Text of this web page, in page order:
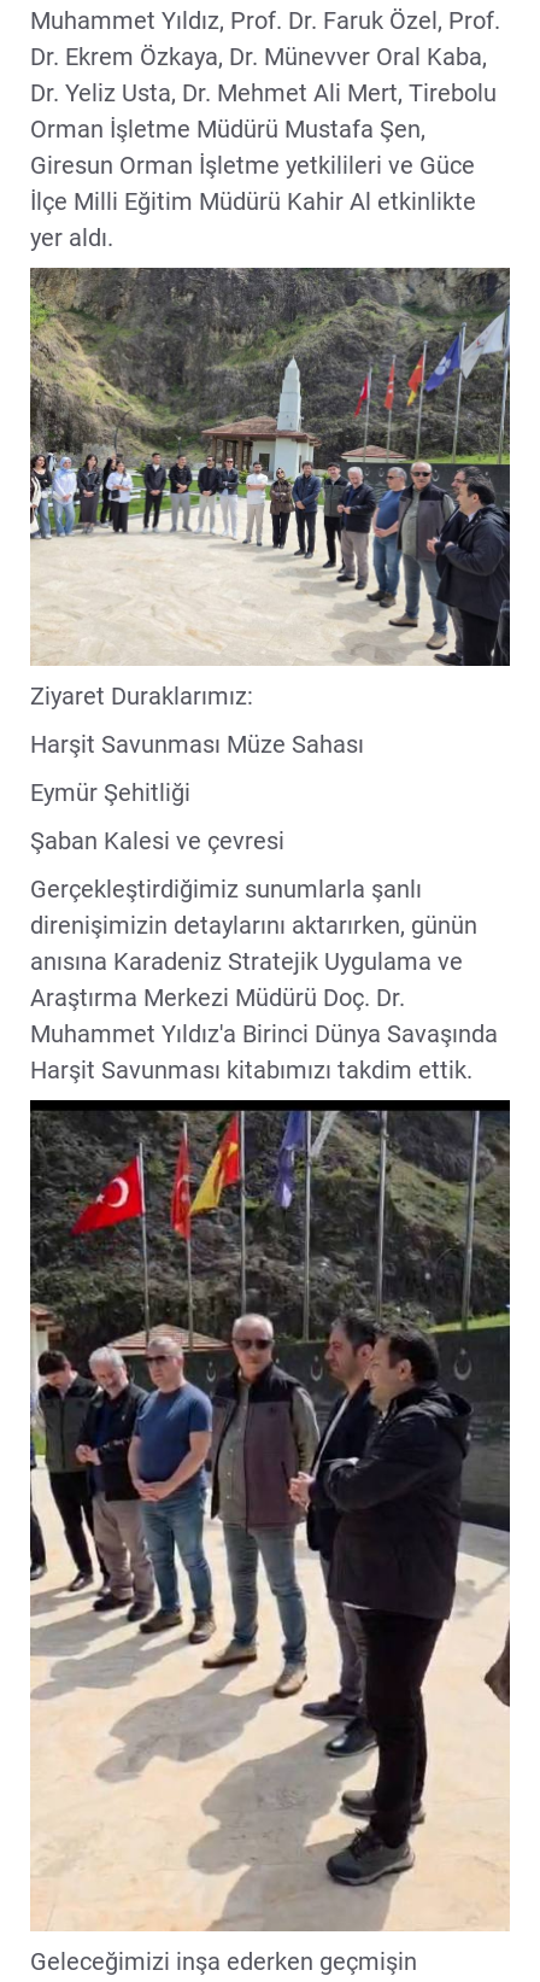
Muhammet Yıldız, Prof. Dr. Faruk Özel, Prof.
Dr. Ekrem Özkaya, Dr. Münevver Oral Kaba,
Dr. Yeliz Usta, Dr. Mehmet Ali Mert, Tirebolu
Orman İşletme Müdürü Mustafa Şen,
Giresun Orman İşletme yetkilileri ve Güce
İlçe Milli Eğitim Müdürü Kahir Al etkinlikte
yer aldı.
Ziyaret Duraklarımız:
Harşit Savunması Müze Sahası
Eymür Şehitliği
Şaban Kalesi ve çevresi
Gerçekleştirdiğimiz sunumlarla şanlı
direnişimizin detaylarını aktarırken, günün
anısına Karadeniz Stratejik Uygulama ve
Araştırma Merkezi Müdürü Doç. Dr.
Muhammet Yıldız'a Birinci Dünya Savaşında
Harşit Savunması kitabımızı takdim ettik.
Geleceğimizi inşa ederken geçmişin